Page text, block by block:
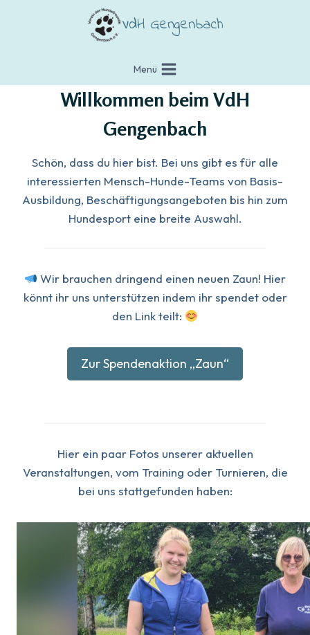
VdH Gengenbach
Menü
Willkommen beim VdH
Gengenbach
Schön, dass du hier bist. Bei uns gibt es für alle
interessierten Mensch-Hunde-Teams von Basis-
Ausbildung, Beschäftigungsangeboten bis hin zum
Hundesport eine breite Auswahl.
Wir brauchen dringend einen neuen Zaun! Hier
könnt ihr uns unterstützen indem ihr spendet oder
den Link teilt:
Zur Spendenaktion „Zaun“
Hier ein paar Fotos unserer aktuellen
Veranstaltungen, vom Training oder Turnieren, die
bei uns stattgefunden haben: